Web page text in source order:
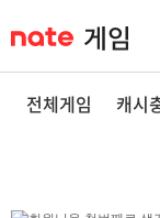
전체게임 캐시